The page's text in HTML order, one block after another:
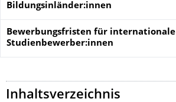
Bildungsinländer:innen
Bewerbungsfristen für internationale
Studienbewerber:innen
Inhaltsverzeichnis